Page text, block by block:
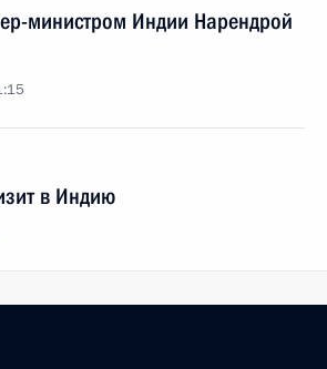
министром Индии Нарендрой
в Индию